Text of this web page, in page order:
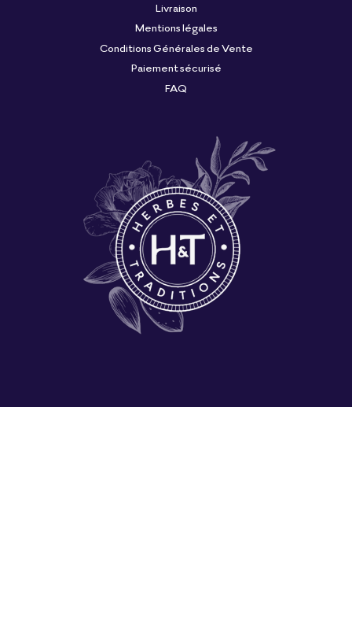
Livraison
Mentions légales
Conditions Générales de Vente
Paiement sécurisé
FAQ